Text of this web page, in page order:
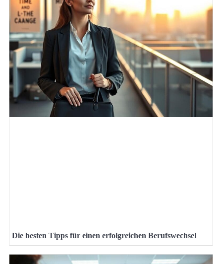
Die besten Tipps für einen erfolgreichen Berufswechsel